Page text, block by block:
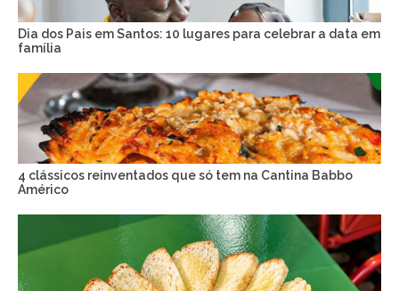
Dia dos Pais em Santos: 10 lugares para celebrar a data em
família
4 clássicos reinventados que só tem na Cantina Babbo
Américo